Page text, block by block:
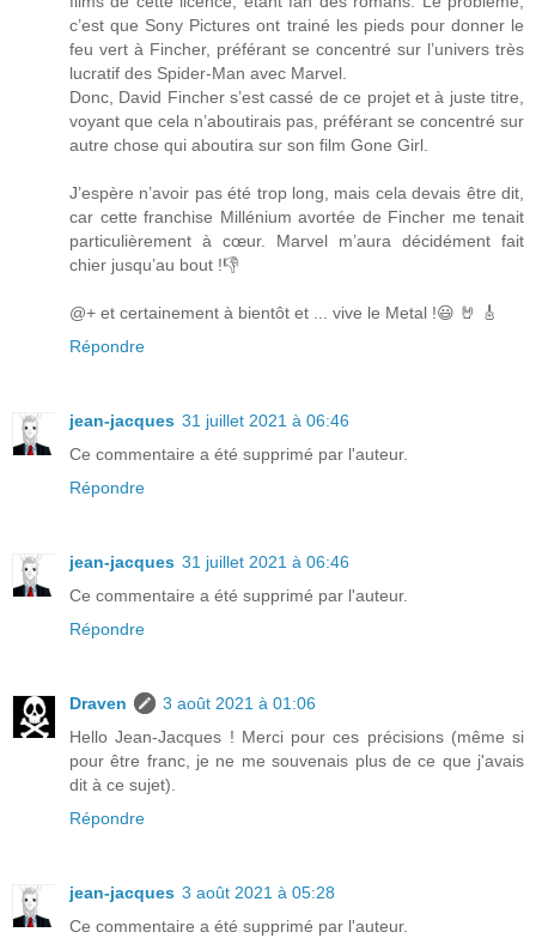
c’est que Sony Pictures ont trainé les pieds pour donner le
feu vert à Fincher, préférant se concentré sur l’univers très
lucratif des Spider-Man avec Marvel.
Donc, David Fincher s’est cassé de ce projet et à juste titre,
voyant que cela n’aboutirais pas, préférant se concentré sur
autre chose qui aboutira sur son film Gone Girl.
J’espère n’avoir pas été trop long, mais cela devais être dit,
car cette franchise Millénium avortée de Fincher me tenait
particulièrement à cœur. Marvel m’aura décidément fait
chier jusqu’au bout !👎
@+ et certainement à bientôt et ... vive le Metal !😃 🤘 🎸
Répondre
jean-jacques 31 juillet 2021 à 06:46
Ce commentaire a été supprimé par l'auteur.
Répondre
jean-jacques 31 juillet 2021 à 06:46
Ce commentaire a été supprimé par l'auteur.
Répondre
Draven
3 août 2021 à 01:06
Hello Jean-Jacques ! Merci pour ces précisions (même si
pour être franc, je ne me souvenais plus de ce que j'avais
dit à ce sujet).
Répondre
jean-jacques 3 août 2021 à 05:28
Ce commentaire a été supprimé par l'auteur.